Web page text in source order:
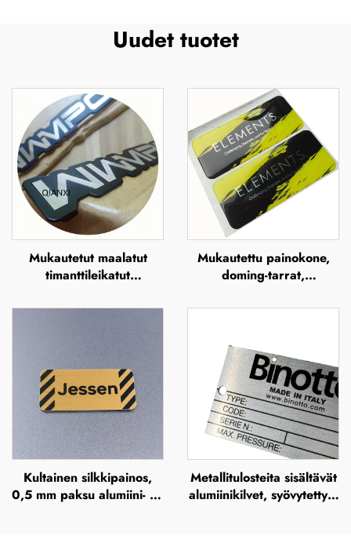
Uudet tuotet
Mukautetut maalatut
timanttileikatut
levy
Mukautettu painokone,
doming-tarrat,
polyuretaanietiketit,
kupolamainen 3D-tarra
Kultainen silkkipainos,
0,5 mm paksu alumiini- tai
Metallitulosteita sisältävät
alumiinikilvet, syövytettyjä